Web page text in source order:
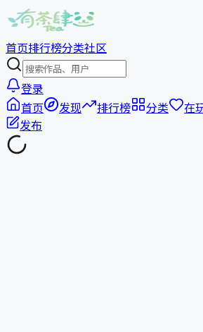
首页排行榜分类社区
登录
首页
发现 排行榜 分类
在
发布